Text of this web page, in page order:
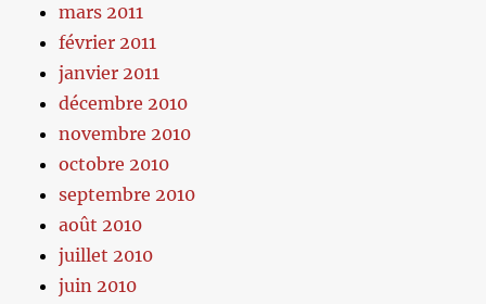
mars 2011
février 2011
janvier 2011
décembre 2010
novembre 2010
octobre 2010
septembre 2010
août 2010
juillet 2010
juin 2010